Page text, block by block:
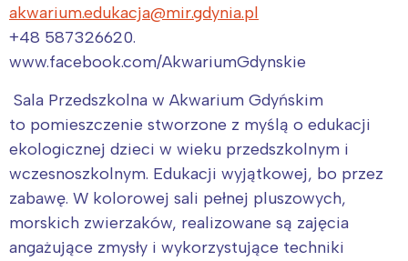
akwarium.edukacja@mir.gdynia.pl
+48 587326620.
www.facebook.com/AkwariumGdynskie
Sala Przedszkolna w Akwarium Gdyńskim
to pomieszczenie stworzone z myślą o edukacji
ekologicznej dzieci w wieku przedszkolnym i
wczesnoszkolnym. Edukacji wyjątkowej, bo przez
zabawę. W kolorowej sali pełnej pluszowych,
morskich zwierzaków, realizowane są zajęcia
angażujące zmysły i wykorzystujące techniki